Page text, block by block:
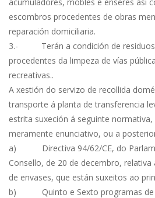
escombros procedentes de obras
reparación domiciliaria.
3.- Terán a condición de residuos
procedentes da limpeza de vías
recreativas..
A xestión do servizo de recollida
transporte á planta de transferencia
estrita suxeción á seguinte
meramente enunciativo, ou a
a) Directiva 94/62/CE, do
Consello, de 20 de decembro, relativa
de envases, que están suxeitos ao
b) Quinto e Sexto programas de